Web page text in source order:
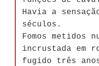
Havia a
séculos.
Fomos metidos
incrustada em
fugido três